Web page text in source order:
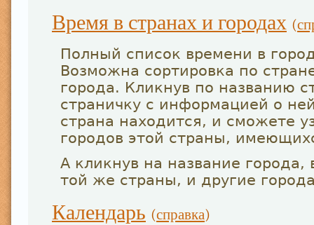
Время в странах и городах (
Полный список времени в
Возможна сортировка по
города. Кликнув по названию
страничку с информацией о
страна находится, и сможете
городов этой страны,
А кликнув на название города,
той же страны, и другие
Календарь (справка)